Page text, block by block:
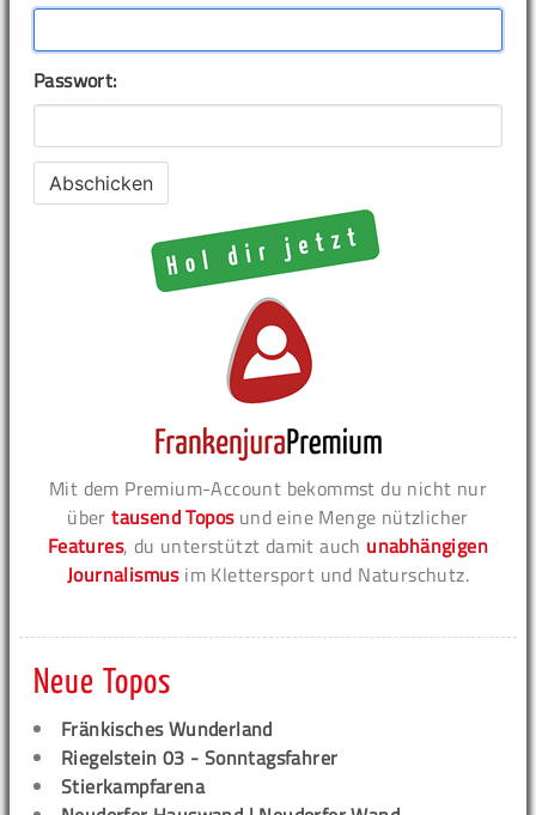
Passwort:
Mit dem Premium-Account bekommst du nicht nur
übertausend Toposund eine Menge nützlicher
Features, du unterstützt damit auch unabhängigen
Journalismusim Klettersport und Naturschutz.
Neue Topos
Fränkisches Wunderland
Riegelstein 03 - Sonntagsfahrer
Stierkampfarena